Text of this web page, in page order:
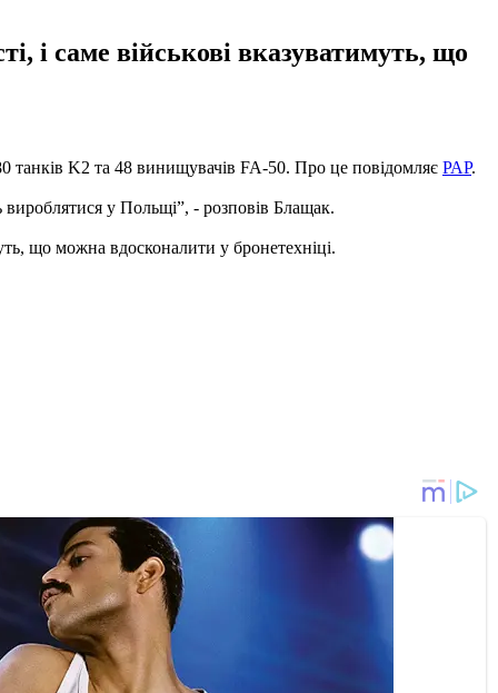
і саме військові вказуватимуть, що
K2 та 48 винищувачів FA-50. Про це повідомляє РАР.
у Польщі”, - розповів Блащак.
що можна вдосконалити у бронетехніці.